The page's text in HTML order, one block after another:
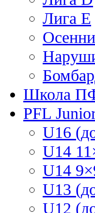
Лига Е
Школа
PFL
U16
U14
U14
U13
U12